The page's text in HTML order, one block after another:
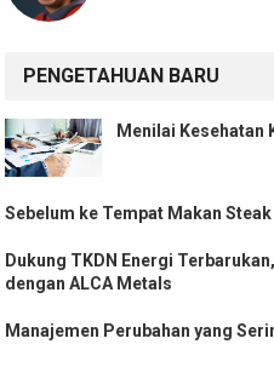
PENGETAHUAN BARU
Menilai Kesehatan
Sebelum ke Tempat Makan
Dukung TKDN Energi
dengan ALCA Metals
Manajemen Perubahan yang